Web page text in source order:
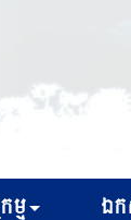
ម្ម ឯក